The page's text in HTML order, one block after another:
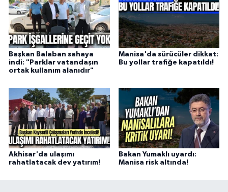
Başkan Balaban sahaya
indi: "Parklar vatandaşın
ortak kullanım alanıdır"
Manisa'da sürücüler dikkat:
Bu yollar trafiğe kapatıldı!
Akhisar'da ulaşımı
rahatlatacak dev yatırım!
Bakan Yumaklı uyardı:
Manisa risk altında!